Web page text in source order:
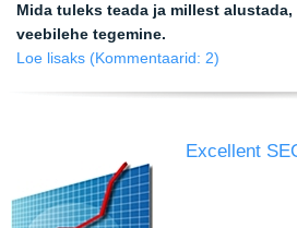
Mida tuleks teada ja millest
veebilehe tegemine.
Loe lisaks (Kommentaarid: 2)
Excellent